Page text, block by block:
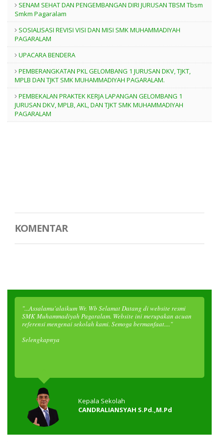
SENAM SEHAT DAN PENGEMBANGAN DIRI JURUSAN TBSM Tbsm
Smkm Pagaralam
SOSIALISASI REVISI VISI DAN MISI SMK MUHAMMADIYAH
PAGARALAM
UPACARA BENDERA
PEMBERANGKATAN PKL GELOMBANG 1 JURUSAN DKV, TJKT,
MPLB DAN TJKT SMK MUHAMMADIYAH PAGARALAM.
PEMBEKALAN PRAKTEK KERJA LAPANGAN GELOMBANG 1
JURUSAN DKV, MPLB, AKL, DAN TJKT SMK MUHAMMADIYAH
PAGARALAM
KOMENTAR
"...Assalamu'alaikum Wr. Wb Selamat Datang di website resmi
SMK Muhammadiyah Pagaralam. Website ini merupakan acuan
referensi mengenai sekolah kami. Semoga bermanfaat...."
Selengkapnya
Kepala Sekolah
CANDRALIANSYAH S.Pd.,M.Pd